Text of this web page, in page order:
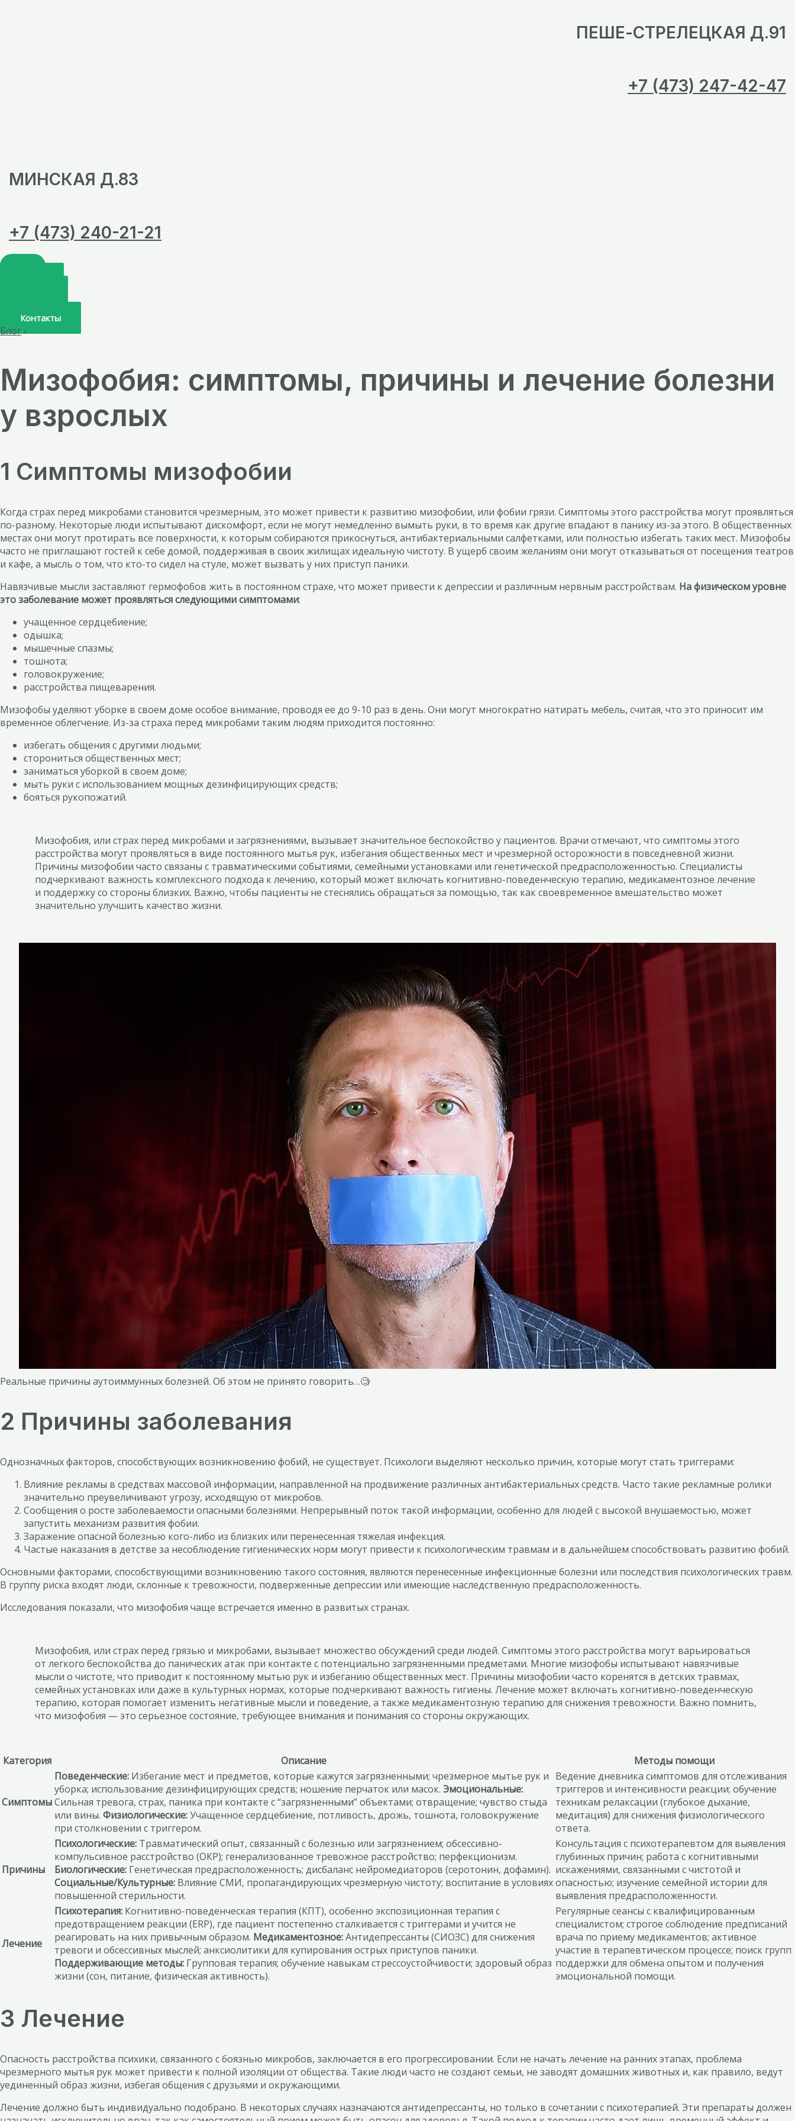
ПЕШЕ-СТРЕЛЕЦКАЯ Д.91
+7 (473) 247-42-47
МИНСКАЯ Д.83
+7 (473) 240-21-21
Контакты
Блог›
Мизофобия: симптомы, причины и лечение болезни
у взрослых
1 Симптомы мизофобии
Когда страх перед микробами становится чрезмерным, это может привести к развитию мизофобии, или фобии грязи. Симптомы этого расстройства могут проявляться
по-разному. Некоторые люди испытывают дискомфорт, если не могут немедленно вымыть руки, в то время как другие впадают в панику из-за этого. В общественных
местах они могут протирать все поверхности, к которым собираются прикоснуться, антибактериальными салфетками, или полностью избегать таких мест. Мизофобы
часто не приглашают гостей к себе домой, поддерживая в своих жилищах идеальную чистоту. В ущерб своим желаниям они могут отказываться от посещения театров
и кафе, а мысль о том, что кто-то сидел на стуле, может вызвать у них приступ паники.
Навязчивые мысли заставляют гермофобов жить в постоянном страхе, что может привести к депрессии и различным нервным расстройствам. На физическом уровне
это заболевание может проявляться следующими симптомами:
учащенное сердцебиение;
одышка;
мышечные спазмы;
тошнота;
головокружение;
расстройства пищеварения.
Мизофобы уделяют уборке в своем доме особое внимание, проводя ее до 9-10 раз в день. Они могут многократно натирать мебель, считая, что это приносит им
временное облегчение. Из-за страха перед микробами таким людям приходится постоянно:
избегать общения с другими людьми;
сторониться общественных мест;
заниматься уборкой в своем доме;
мыть руки с использованием мощных дезинфицирующих средств;
бояться рукопожатий.
Мизофобия, или страх перед микробами и загрязнениями, вызывает значительное беспокойство у пациентов. Врачи отмечают, что симптомы этого
расстройства могут проявляться в виде постоянного мытья рук, избегания общественных мест и чрезмерной осторожности в повседневной жизни.
Причины мизофобии часто связаны с травматическими событиями, семейными установками или генетической предрасположенностью. Специалисты
подчеркивают важность комплексного подхода к лечению, который может включать когнитивно-поведенческую терапию, медикаментозное лечение
и поддержку со стороны близких. Важно, чтобы пациенты не стеснялись обращаться за помощью, так как своевременное вмешательство может
значительно улучшить качество жизни.
Реальные причины аутоиммунных болезней. Об этом не принято говорить…🧐
2 Причины заболевания
Однозначных факторов, способствующих возникновению фобий, не существует. Психологи выделяют несколько причин, которые могут стать триггерами:
Влияние рекламы в средствах массовой информации, направленной на продвижение различных антибактериальных средств. Часто такие рекламные ролики
значительно преувеличивают угрозу, исходящую от микробов.
Сообщения о росте заболеваемости опасными болезнями. Непрерывный поток такой информации, особенно для людей с высокой внушаемостью, может
запустить механизм развития фобии.
Заражение опасной болезнью кого-либо из близких или перенесенная тяжелая инфекция.
Частые наказания в детстве за несоблюдение гигиенических норм могут привести к психологическим травмам и в дальнейшем способствовать развитию фобий.
Основными факторами, способствующими возникновению такого состояния, являются перенесенные инфекционные болезни или последствия психологических травм.
В группу риска входят люди, склонные к тревожности, подверженные депрессии или имеющие наследственную предрасположенность.
Исследования показали, что мизофобия чаще встречается именно в развитых странах.
Мизофобия, или страх перед грязью и микробами, вызывает множество обсуждений среди людей. Симптомы этого расстройства могут варьироваться
от легкого беспокойства до панических атак при контакте с потенциально загрязненными предметами. Многие мизофобы испытывают навязчивые
мысли о чистоте, что приводит к постоянному мытью рук и избеганию общественных мест. Причины мизофобии часто коренятся в детских травмах,
семейных установках или даже в культурных нормах, которые подчеркивают важность гигиены. Лечение может включать когнитивно-поведенческую
терапию, которая помогает изменить негативные мысли и поведение, а также медикаментозную терапию для снижения тревожности. Важно помнить,
что мизофобия — это серьезное состояние, требующее внимания и понимания со стороны окружающих.
Категория Описание Методы помощи
Симптомы
Поведенческие: Избегание мест и предметов, которые кажутся загрязненными; чрезмерное мытье рук и
уборка; использование дезинфицирующих средств; ношение перчаток или масок. Эмоциональные:
Сильная тревога, страх, паника при контакте с “загрязненными” объектами; отвращение; чувство стыда
или вины. Физиологические:Учащенное сердцебиение, потливость, дрожь, тошнота, головокружение
при столкновении с триггером.
Ведение дневника симптомов для отслеживания
триггеров и интенсивности реакции; обучение
техникам релаксации (глубокое дыхание,
медитация) для снижения физиологического
ответа.
Причины
Психологические: Травматический опыт, связанный с болезнью или загрязнением; обсессивно-
компульсивное расстройство (ОКР); генерализованное тревожное расстройство; перфекционизм.
Биологические: Генетическая предрасположенность; дисбаланс нейромедиаторов (серотонин, дофамин).
Социальные/Культурные: Влияние СМИ, пропагандирующих чрезмерную чистоту; воспитание в условиях
повышенной стерильности.
Консультация с психотерапевтом для выявления
глубинных причин; работа с когнитивными
искажениями, связанными с чистотой и
опасностью; изучение семейной истории для
выявления предрасположенности.
Лечение
Психотерапия: Когнитивно-поведенческая терапия (КПТ), особенно экспозиционная терапия с
предотвращением реакции (ERP), где пациент постепенно сталкивается с триггерами и учится не
реагировать на них привычным образом. Медикаментозное:Антидепрессанты (СИОЗС) для снижения
тревоги и обсессивных мыслей; анксиолитики для купирования острых приступов паники.
Поддерживающие методы: Групповая терапия; обучение навыкам стрессоустойчивости; здоровый образ
жизни (сон, питание, физическая активность).
Регулярные сеансы с квалифицированным
специалистом; строгое соблюдение предписаний
врача по приему медикаментов; активное
участие в терапевтическом процессе; поиск групп
поддержки для обмена опытом и получения
эмоциональной помощи.
3 Лечение
Опасность расстройства психики, связанного с боязнью микробов, заключается в его прогрессировании. Если не начать лечение на ранних этапах, проблема
чрезмерного мытья рук может привести к полной изоляции от общества. Такие люди часто не создают семьи, не заводят домашних животных и, как правило, ведут
уединенный образ жизни, избегая общения с друзьями и окружающими.
Лечение должно быть индивидуально подобрано. В некоторых случаях назначаются антидепрессанты, но только в сочетании с психотерапией. Эти препараты должен